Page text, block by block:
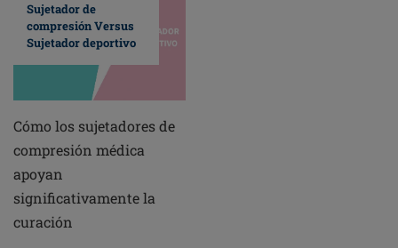
Sujetador de
compresión Versus
Sujetador deportivo
Cómo los sujetadores de
compresión médica
apoyan
significativamente la
curación